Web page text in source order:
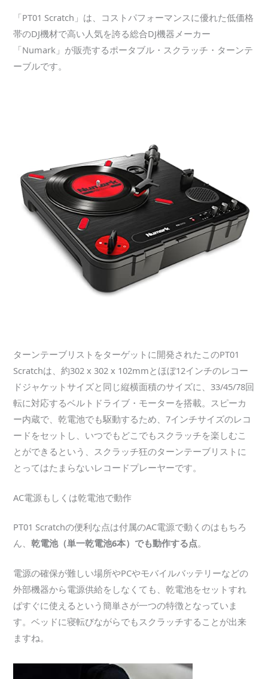
「PT01 Scratch」は、コストパフォーマンスに優れた低価格
帯のDJ機材で高い人気を誇る総合DJ機器メーカー
「Numark」が販売するポータブル・スクラッチ・ターンテ
ーブルです。
ターンテーブリストをターゲットに開発されたこのPT01
Scratchは、約302 x 302 x 102mmとほぼ12インチのレコー
ドジャケットサイズと同じ縦横面積のサイズに、33/45/78回
転に対応するベルトドライブ・モーターを搭載。スピーカ
ー内蔵で、乾電池でも駆動するため、7インチサイズのレコ
ードをセットし、いつでもどこでもスクラッチを楽しむこ
とができるという、スクラッチ狂のターンテーブリストに
とってはたまらないレコードプレーヤーです。
AC電源もしくは乾電池で動作
PT01 Scratchの便利な点は付属のAC電源で動くのはもちろ
ん、乾電池（単一乾電池6本）でも動作する点。
電源の確保が難しい場所やPCやモバイルバッテリーなどの
外部機器から電源供給をしなくても、乾電池をセットすれ
ばすぐに使えるという簡単さが一つの特徴となっていま
す。ベッドに寝転びながらでもスクラッチすることが出来
ますね。